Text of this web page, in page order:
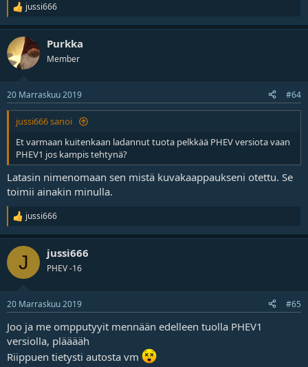
R
e
a
k
t
i
jussi666
Purkka
Member
20 Marraskuu 2019 #64
jussi666 sanoi
Et varmaan kuitenkaan ladannut tuota pelkkää PHEV versiota vaan
PHEV1 jos kampis tehtynä?
Latasin nimenomaan sen mistä kuvakaappaukseni otettu. Se
toimii ainakin minulla.
R
e
a
k
i
jussi666
J jussi666
PHEV -16
20 Marraskuu 2019 #65
Joo ja me ompputyyit mennään edelleen tuolla PHEV1
versiolla, plääääh
Riippuen tietysti autosta vm